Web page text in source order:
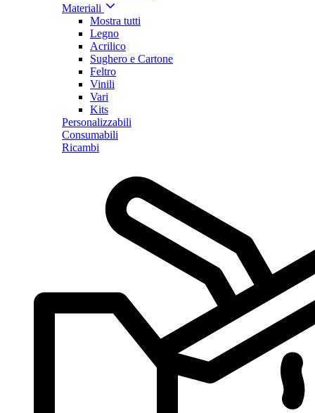
Materiali
Mostra tutti
Legno
Acrilico
Sughero e Cartone
Feltro
Vinili
Vari
Kits
Personalizzabili
Consumabili
Ricambi